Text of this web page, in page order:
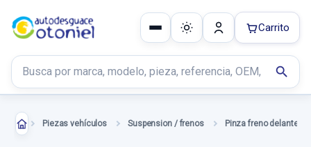
Buscar productos
search
Carrito
Piezas vehículos Suspension / frenos